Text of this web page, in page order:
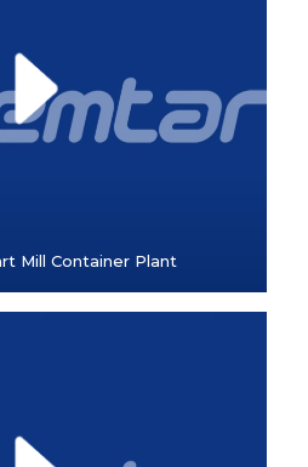
Mill Container Plant